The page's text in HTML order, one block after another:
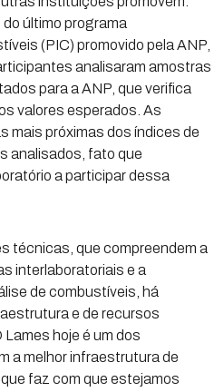
do último programa
(PIC) promovido pela ANP,
analisaram amostras
para a ANP, que verifica
valores esperados. As
mais próximas dos índices de
analisados, fato que
a participar dessa
técnicas, que compreendem a
interlaboratoriais e a
de combustíveis, há
e de recursos
Lames hoje é um dos
a melhor infraestrutura de
faz com que estejamos